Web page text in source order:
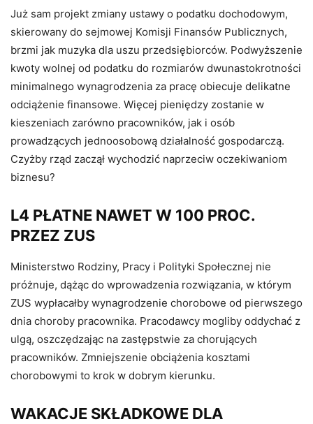
Już sam projekt zmiany ustawy o podatku dochodowym,
skierowany do sejmowej Komisji Finansów Publicznych,
brzmi jak muzyka dla uszu przedsiębiorców. Podwyższenie
kwoty wolnej od podatku do rozmiarów dwunastokrotności
minimalnego wynagrodzenia za pracę obiecuje delikatne
odciążenie finansowe. Więcej pieniędzy zostanie w
kieszeniach zarówno pracowników, jak i osób
prowadzących jednoosobową działalność gospodarczą.
Czyżby rząd zaczął wychodzić naprzeciw oczekiwaniom
biznesu?
L4 PŁATNE NAWET W 100 PROC.
PRZEZ ZUS
Ministerstwo Rodziny, Pracy i Polityki Społecznej nie
próżnuje, dążąc do wprowadzenia rozwiązania, w którym
ZUS wypłacałby wynagrodzenie chorobowe od pierwszego
dnia choroby pracownika. Pracodawcy mogliby oddychać z
ulgą, oszczędzając na zastępstwie za chorujących
pracowników. Zmniejszenie obciążenia kosztami
chorobowymi to krok w dobrym kierunku.
WAKACJE SKŁADKOWE DLA